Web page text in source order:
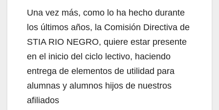
Una vez más, como lo ha hecho durante
los últimos años, la Comisión Directiva de
STIA RIO NEGRO, quiere estar presente
en el inicio del ciclo lectivo, haciendo
entrega de elementos de utilidad para
alumnas y alumnos hijos de nuestros
afiliados